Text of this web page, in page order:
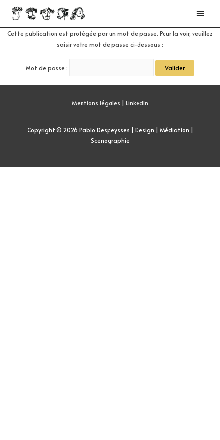
Cette publication est protégée par un mot de passe. Pour la voir, veuillez
saisir votre mot de passe ci-dessous :
Mot de passe :
Mentions légales LinkedIn
Copyright © 2026 Pablo Despeysses | Design | Médiation |
Scenographie